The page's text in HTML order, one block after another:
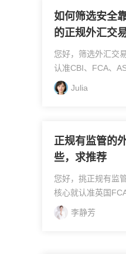
如何筛选安全
的正规外汇交
您好，筛选外汇交
认准CBI、FCA、
管牌照，去监管官
必须银行隔离托管
Julia
正规有监管的
些，求推荐
您好，挑正规有监
核心就认准英国
国NFA这几张顶级
管才靠谱；业内常
李静芳